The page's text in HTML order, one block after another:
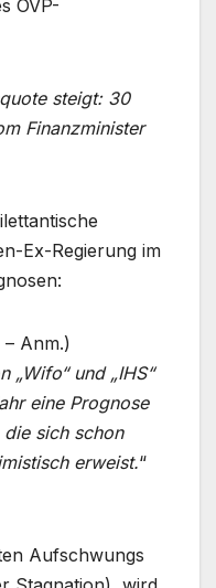
ÖVP-
steigt: 30
Finanzminister
Ex-Regierung im
Anm.)
„Wifo“ und „IHS“
eine Prognose
sich schon
erweist.“
Aufschwungs